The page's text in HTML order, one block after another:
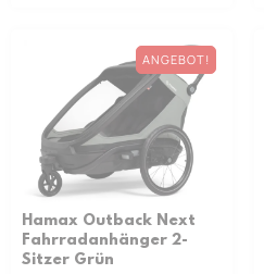
ANGEBOT!
Hamax Outback Next
Fahrradanhänger 2-
Sitzer Grün